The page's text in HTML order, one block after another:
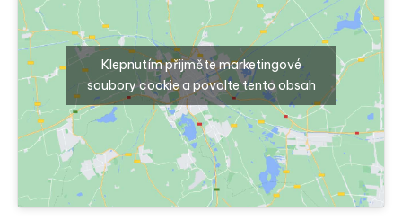
Klepnutím přijměte marketingové
soubory cookie a povolte tento obsah